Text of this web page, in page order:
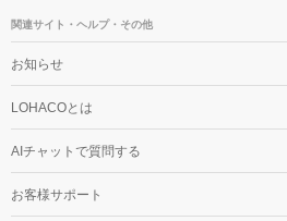
関連サイト・ヘルプ・その他
お知らせ
LOHACOとは
AIチャットで質問する
お客様サポート